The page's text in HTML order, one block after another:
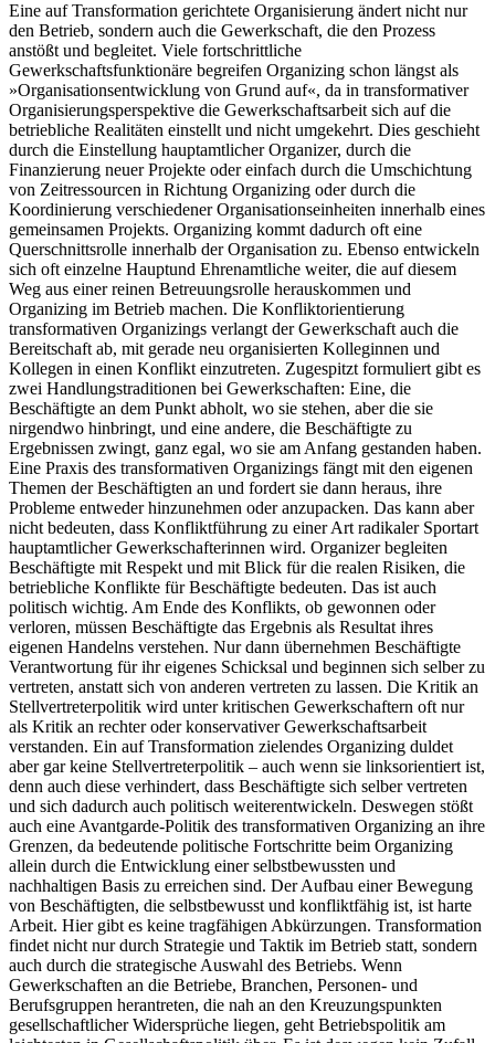
Eine auf Transformation gerichtete Organisierung ändert nicht nur
den Betrieb, sondern auch die Gewerkschaft, die den Prozess
anstößt und begleitet. Viele fortschrittliche
Gewerkschaftsfunktionäre begreifen Organizing schon längst als
»Organisationsentwicklung von Grund auf«, da in transformativer
Organisierungsperspektive die Gewerkschaftsarbeit sich auf die
betriebliche Realitäten einstellt und nicht umgekehrt. Dies geschieht
durch die Einstellung hauptamtlicher Organizer, durch die
Finanzierung neuer Projekte oder einfach durch die Umschichtung
von Zeitressourcen in Richtung Organizing oder durch die
Koordinierung verschiedener Organisationseinheiten innerhalb eines
gemeinsamen Projekts. Organizing kommt dadurch oft eine
Querschnittsrolle innerhalb der Organisation zu. Ebenso entwickeln
sich oft einzelne Hauptund Ehrenamtliche weiter, die auf diesem
Weg aus einer reinen Betreuungsrolle herauskommen und
Organizing im Betrieb machen. Die Konfliktorientierung
transformativen Organizings verlangt der Gewerkschaft auch die
Bereitschaft ab, mit gerade neu organisierten Kolleginnen und
Kollegen in einen Konflikt einzutreten. Zugespitzt formuliert gibt es
zwei Handlungstraditionen bei Gewerkschaften: Eine, die
Beschäftigte an dem Punkt abholt, wo sie stehen, aber die sie
nirgendwo hinbringt, und eine andere, die Beschäftigte zu
Ergebnissen zwingt, ganz egal, wo sie am Anfang gestanden haben.
Eine Praxis des transformativen Organizings fängt mit den eigenen
Themen der Beschäftigten an und fordert sie dann heraus, ihre
Probleme entweder hinzunehmen oder anzupacken. Das kann aber
nicht bedeuten, dass Konfliktführung zu einer Art radikaler Sportart
hauptamtlicher Gewerkschafterinnen wird. Organizer begleiten
Beschäftigte mit Respekt und mit Blick für die realen Risiken, die
betriebliche Konflikte für Beschäftigte bedeuten. Das ist auch
politisch wichtig. Am Ende des Konflikts, ob gewonnen oder
verloren, müssen Beschäftigte das Ergebnis als Resultat ihres
eigenen Handelns verstehen. Nur dann übernehmen Beschäftigte
Verantwortung für ihr eigenes Schicksal und beginnen sich selber zu
vertreten, anstatt sich von anderen vertreten zu lassen. Die Kritik an
Stellvertreterpolitik wird unter kritischen Gewerkschaftern oft nur
als Kritik an rechter oder konservativer Gewerkschaftsarbeit
verstanden. Ein auf Transformation zielendes Organizing duldet
aber gar keine Stellvertreterpolitik – auch wenn sie linksorientiert ist,
denn auch diese verhindert, dass Beschäftigte sich selber vertreten
und sich dadurch auch politisch weiterentwickeln. Deswegen stößt
auch eine Avantgarde-Politik des transformativen Organizing an ihre
Grenzen, da bedeutende politische Fortschritte beim Organizing
allein durch die Entwicklung einer selbstbewussten und
nachhaltigen Basis zu erreichen sind. Der Aufbau einer Bewegung
von Beschäftigten, die selbstbewusst und konfliktfähig ist, ist harte
Arbeit. Hier gibt es keine tragfähigen Abkürzungen. Transformation
findet nicht nur durch Strategie und Taktik im Betrieb statt, sondern
auch durch die strategische Auswahl des Betriebs. Wenn
Gewerkschaften an die Betriebe, Branchen, Personen- und
Berufsgruppen herantreten, die nah an den Kreuzungspunkten
gesellschaftlicher Widersprüche liegen, geht Betriebspolitik am